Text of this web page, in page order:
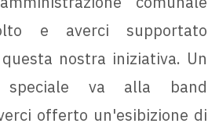
e averci supportato
nostra iniziativa. Un
speciale va alla band
offerto un'esibizione di